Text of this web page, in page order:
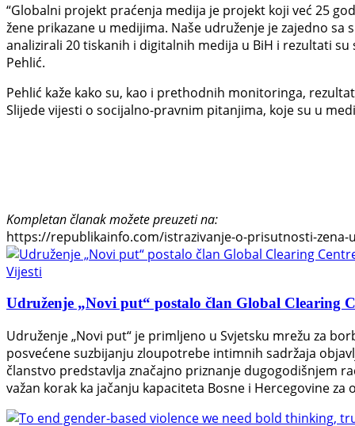
“Globalni projekt praćenja medija je projekt koji već 25
žene prikazane u medijima. Naše udruženje je zajedno
analizirali 20 tiskanih i digitalnih medija u BiH i rezultati
Pehlić.
Pehlić kaže kako su, kao i prethodnih monitoringa,
Slijede vijesti o socijalno-pravnim pitanjima, koje su u
Kompletan članak možete preuzeti na:
https://republikainfo.com/istrazivanje-o-prisutnosti-
Vijesti
Udruženje „Novi put“ postalo član Global Clearing
Udruženje „Novi put“ je primljeno u Svjetsku mrežu za
posvećene suzbijanju zloupotrebe intimnih sadržaja
članstvo predstavlja značajno priznanje dugogodišnjem
važan korak ka jačanju kapaciteta Bosne i Hercegovine